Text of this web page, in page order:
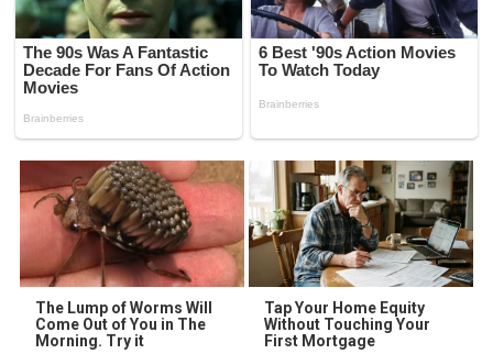
The Lump of Worms Will
Come Out of You in The
Morning. Try it
Tap Your Home Equity
Without Touching Your
First Mortgage